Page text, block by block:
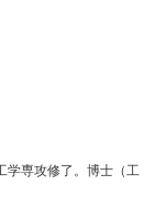
学専攻修了。博士（工